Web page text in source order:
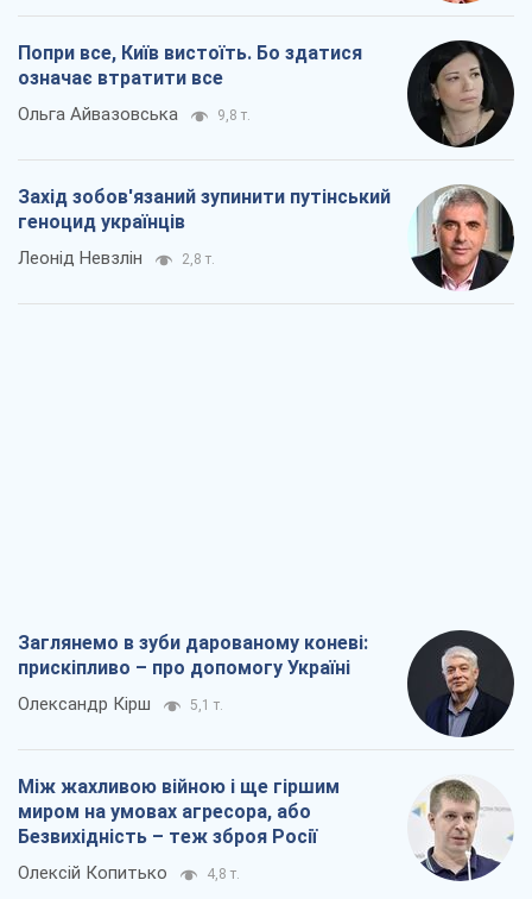
Попри все, Київ вистоїть. Бо здатися
означає втратити все
Ольга Айвазовська 9,8 т.
Захід зобов'язаний зупинити путінський
геноцид українців
Леонід Невзлін 2,8 т.
Заглянемо в зуби дарованому коневі:
прискіпливо – про допомогу Україні
Олександр Кірш 5,1 т.
Між жахливою війною і ще гіршим
миром на умовах агресора, або
Безвихідність – теж зброя Росії
Олексій Копитько 4,8 т.